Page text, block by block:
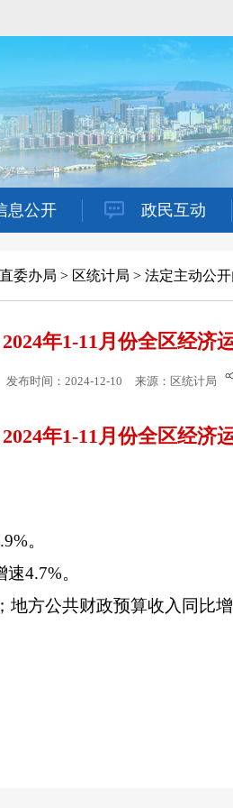
息公开 政民互动
委办局 > 区统计局 > 法定主动公
2024年1-11月份全区经济
发布时间：2024-12-10 来源：区统计局
2024年1-11月份全区经济
%。
速4.7%。
地方公共财政预算收入同比